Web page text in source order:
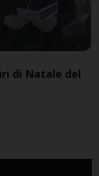
di Natale del